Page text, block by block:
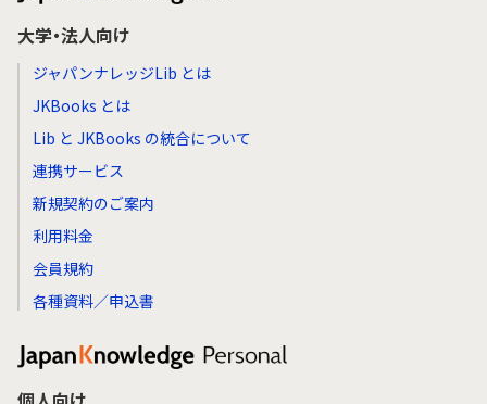
大学・法人向け
ジャパンナレッジLib とは
JKBooks とは
Lib と JKBooks の統合について
連携サービス
新規契約のご案内
利用料金
会員規約
各種資料／申込書